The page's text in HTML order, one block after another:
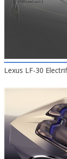
Lexus LF-30